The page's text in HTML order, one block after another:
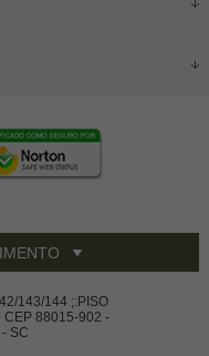
143/144 ;:PISO
CEP 88015-902 -
SC